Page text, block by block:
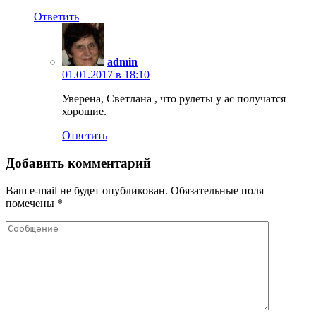
Ответить
admin
01.01.2017 в 18:10
Уверена, Светлана , что рулеты у ас получатся
хорошие.
Ответить
Добавить комментарий
Ваш e-mail не будет опубликован. Обязательные поля
помечены *